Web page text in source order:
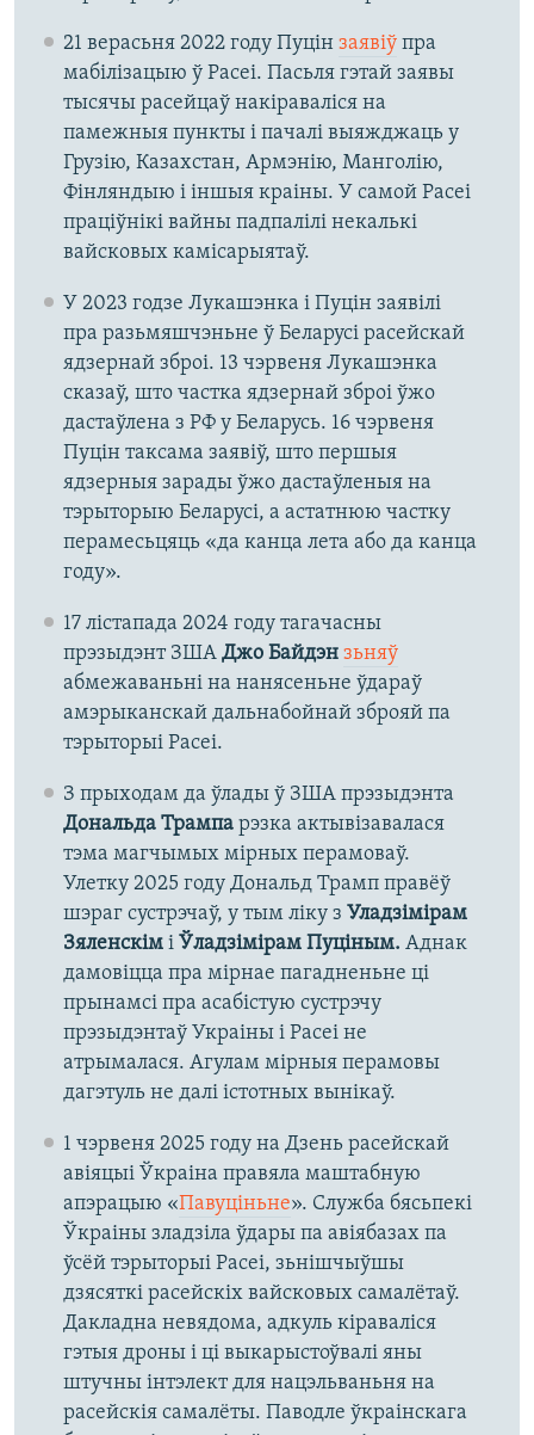
21 верасьня 2022 году Пуцін заявіўпра
мабілізацыю ў Расеі. Пасьля гэтай заявы
тысячы расейцаў накіраваліся на
памежныя пункты і пачалі выяжджаць у
Грузію, Казахстан, Армэнію, Манголію,
Фінляндыю і іншыя краіны. У самой Расеі
праціўнікі вайны падпалілі некалькі
вайсковых камісарыятаў.
У 2023 годзе Лукашэнка і Пуцін заявілі
пра разьмяшчэньне ў Беларусі расейскай
ядзернай зброі. 13 чэрвеня Лукашэнка
сказаў, што частка ядзернай зброі ўжо
дастаўлена з РФ у Беларусь. 16 чэрвеня
Пуцін таксама заявіў, што першыя
ядзерныя зарады ўжо дастаўленыя на
тэрыторыю Беларусі, а астатнюю частку
перамесьцяць «да канца лета або да канца
году».
17 лістапада 2024 году тагачасны
прэзыдэнт ЗША Джо Байдэн зьняў
абмежаваньні на нанясеньне ўдараў
амэрыканскай дальнабойнай зброяй па
тэрыторыі Расеі.
З прыходам да ўлады ў ЗША прэзыдэнта
Дональда Трампарэзка актывізавалася
тэма магчымых мірных перамоваў.
Улетку 2025 году Дональд Трамп правёў
шэраг сустрэчаў, у тым ліку з Уладзімірам
Зяленскімі Ўладзімірам Пуціным. Аднак
дамовіцца пра мірнае пагадненьне ці
прынамсі пра асабістую сустрэчу
прэзыдэнтаў Украіны і Расеі не
атрымалася. Агулам мірныя перамовы
дагэтуль не далі істотных вынікаў.
1 чэрвеня 2025 году на Дзень расейскай
авіяцыі Ўкраіна правяла маштабную
апэрацыю «Павуціньне». Служба бясьпекі
Ўкраіны зладзіла ўдары па авіябазах па
ўсёй тэрыторыі Расеі, зьнішчыўшы
дзясяткі расейскіх вайсковых самалётаў.
Дакладна невядома, адкуль кіраваліся
гэтыя дроны і ці выкарыстоўвалі яны
штучны інтэлект для нацэльваньня на
расейскія самалёты. Паводле ўкраінскага